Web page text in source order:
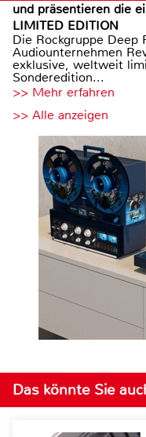
und präsentieren die
LIMITED EDITION
Die Rockgruppe Deep
Audiounternehmen
exklusive, weltweit
Sonderedition...
>> Mehr erfahren
>> Alle anzeigen
Das könnte Sie